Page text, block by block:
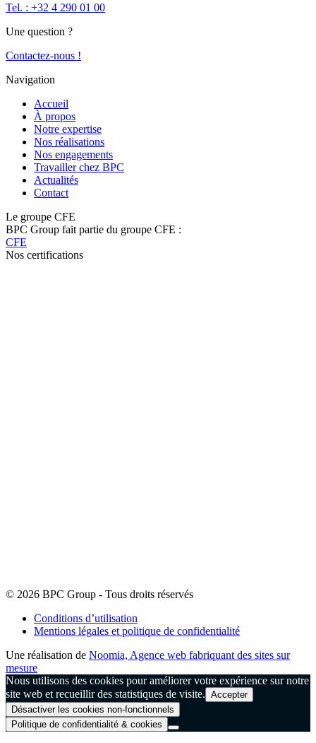
Tel. : +32 4 290 01 00
Une question ?
Contactez-nous !
Navigation
Accueil
À propos
Notre expertise
Nos réalisations
Nos engagements
Travailler chez BPC
Actualités
Contact
Le groupe CFE
BPC Group fait partie du groupe CFE :
CFE
Nos certifications
© 2026 BPC Group - Tous droits réservés
Conditions d’utilisation
Mentions légales et politique de confidentialité
Une réalisation de Noomia, Agence web fabriquant des sites sur
mesure
Nous utilisons des cookies pour améliorer votre expérience sur notre
site web et recueillir des statistiques de visite. Accepter
Désactiver les cookies non-fonctionnels
Politique de confidentialité & cookies